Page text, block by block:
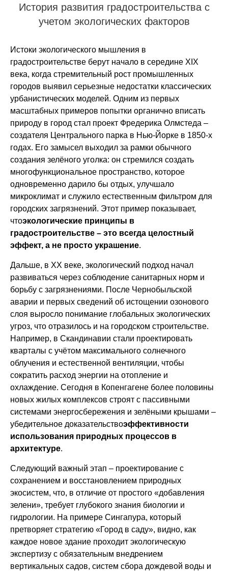
История развития градостроительства с
учетом экологических факторов
Истоки экологического мышления в
градостроительстве берут начало в середине XIX
века, когда стремительный рост промышленных
городов выявил серьезные недостатки классических
урбанистических моделей. Одним из первых
масштабных примеров попытки органично вписать
природу в город стал проект Фредерика Олмстеда –
создателя Центрального парка в Нью-Йорке в 1850-х
годах. Его замысел выходил за рамки обычного
создания зелёного уголка: он стремился создать
многофункциональное пространство, которое
одновременно дарило бы отдых, улучшало
микроклимат и служило естественным фильтром для
городских загрязнений. Этот пример показывает,
чтоэкологические принципы в
градостроительстве – это всегда целостный
эффект, а не просто украшение.
Дальше, в XX веке, экологический подход начал
развиваться через соблюдение санитарных норм и
борьбу с загрязнениями. После Чернобыльской
аварии и первых сведений об истощении озонового
слоя выросло понимание глобальных экологических
угроз, что отразилось и на городском строительстве.
Например, в Скандинавии стали проектировать
кварталы с учётом максимального солнечного
облучения и естественной вентиляции, чтобы
сократить расход энергии на отопление и
охлаждение. Сегодня в Копенгагене более половины
новых жилых комплексов строят с пассивными
системами энергосбережения и зелёными крышами –
убедительное доказательствоэффективности
использования природных процессов в
архитектуре.
Следующий важный этап – проектирование с
сохранением и восстановлением природных
экосистем, что, в отличие от простого «добавления
зелени», требует глубокого знания биологии и
гидрологии. На примере Сингапура, который
претворяет стратегию «Город в саду», видно, как
каждое новое здание проходит экологическую
экспертизу с обязательным внедрением
вертикальных садов, систем сбора дождевой воды и